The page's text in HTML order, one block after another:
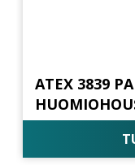
ATEX 3839